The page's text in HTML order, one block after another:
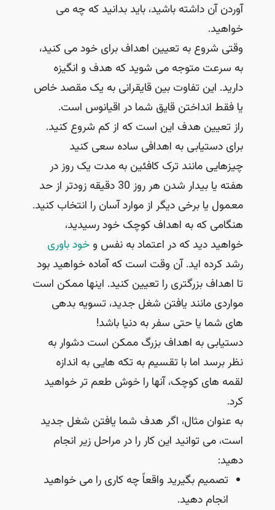
آوردن آن داشته باشید، باید بدانید که چه می
خواهید.
وقتی شروع به تعیین اهداف برای خود می کنید،
به سرعت متوجه می شوید که هدف و انگیزه
دارید. این تفاوت بین قایقرانی به یک مقصد خاص
یا فقط انداختن قایق شما در اقیانوس است.
راز تعیین هدف این است که از کم شروع کنید.
برای دستیابی به اهدافی ساده سعی کنید
چیزهایی مانند ترک کافئین به مدت یک روز در
هفته یا بیدار شدن هر روز 30 دقیقه زودتر از حد
معمول یا برخی دیگر از موارد آسان را انتخاب کنید.
هنگامی که به اهداف کوچک خود رسیدید،
خواهید دید که در اعتماد به نفس وخود باوری
رشد کرده اید. آن وقت است که آماده خواهید بود
تا اهداف بزرگتری را تعیین کنید. اینها ممکن است
مواردی مانند یافتن شغل جدید، تسویه بدهی
های شما یا حتی سفر به دنیا باشد!
دستیابی به اهداف بزرگ ممکن است دشوار به
نظر برسد اما با تقسیم به تکه هایی به اندازه
لقمه های کوچک، آنها را خوش طعم تر خواهید
کرد.
به عنوان مثال، اگر هدف شما یافتن شغل جدید
است، می توانید این کار را در مراحل زیر انجام
دهید:
تصمیم بگیرید واقعاً چه کاری را می خواهید
انجام دهید.